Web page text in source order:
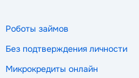
Роботы займов
Без подтверждения личности
Микрокредиты онлайн